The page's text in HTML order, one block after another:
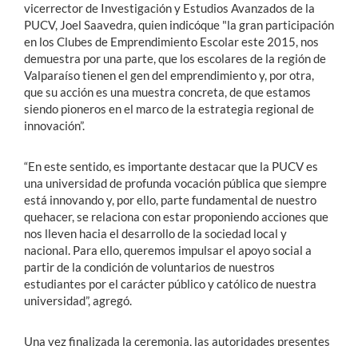
vicerrector de Investigación y Estudios Avanzados de la
PUCV, Joel Saavedra, quien indicóque "la gran participación
en los Clubes de Emprendimiento Escolar este 2015, nos
demuestra por una parte, que los escolares de la región de
Valparaíso tienen el gen del emprendimiento y, por otra,
que su acción es una muestra concreta, de que estamos
siendo pioneros en el marco de la estrategia regional de
innovación”.
“En este sentido, es importante destacar que la PUCV es
una universidad de profunda vocación pública que siempre
está innovando y, por ello, parte fundamental de nuestro
quehacer, se relaciona con estar proponiendo acciones que
nos lleven hacia el desarrollo de la sociedad local y
nacional. Para ello, queremos impulsar el apoyo social a
partir de la condición de voluntarios de nuestros
estudiantes por el carácter público y católico de nuestra
universidad”, agregó.
Una vez finalizada la ceremonia, las autoridades presentes